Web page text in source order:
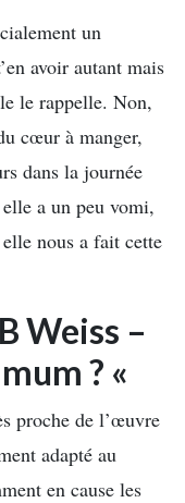
un
avoir autant mais
le rappelle. Non,
cœur à manger,
dans la journée
a un peu vomi,
nous a fait cette
Weiss –
? «
proche de l’œuvre
adapté au
en cause les